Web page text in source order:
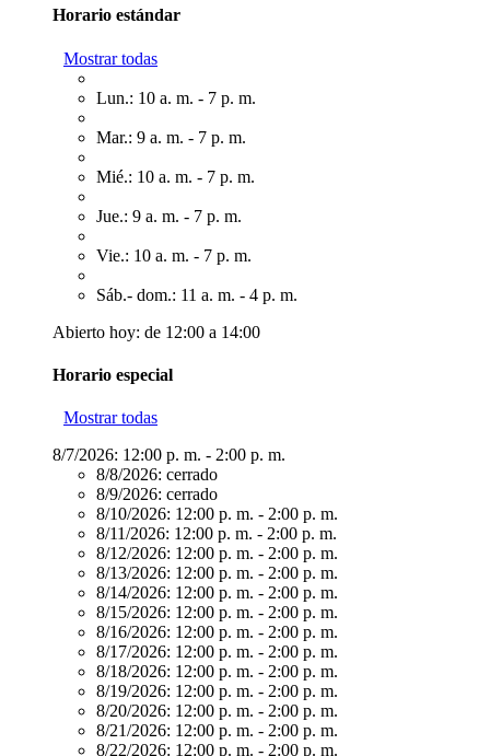
Horario estándar
Mostrar todas
Lun.: 10 a. m. - 7 p. m.
Mar.: 9 a. m. - 7 p. m.
Mié.: 10 a. m. - 7 p. m.
Jue.: 9 a. m. - 7 p. m.
Vie.: 10 a. m. - 7 p. m.
Sáb.- dom.: 11 a. m. - 4 p. m.
Abierto hoy: de 12:00 a 14:00
Horario especial
Mostrar todas
8/7/2026: 12:00 p. m. - 2:00 p. m.
8/8/2026: cerrado
8/9/2026: cerrado
8/10/2026: 12:00 p. m. - 2:00 p. m.
8/11/2026: 12:00 p. m. - 2:00 p. m.
8/12/2026: 12:00 p. m. - 2:00 p. m.
8/13/2026: 12:00 p. m. - 2:00 p. m.
8/14/2026: 12:00 p. m. - 2:00 p. m.
8/15/2026: 12:00 p. m. - 2:00 p. m.
8/16/2026: 12:00 p. m. - 2:00 p. m.
8/17/2026: 12:00 p. m. - 2:00 p. m.
8/18/2026: 12:00 p. m. - 2:00 p. m.
8/19/2026: 12:00 p. m. - 2:00 p. m.
8/20/2026: 12:00 p. m. - 2:00 p. m.
8/21/2026: 12:00 p. m. - 2:00 p. m.
8/22/2026: 12:00 p. m. - 2:00 p. m.